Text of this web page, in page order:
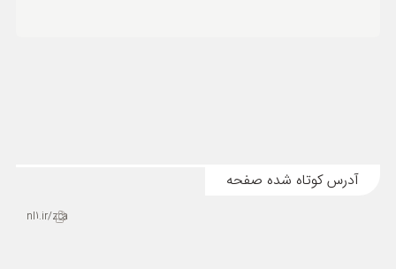
آدرس کوتاه شده صفحه
nl1.ir/zca